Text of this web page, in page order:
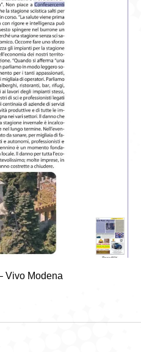
Vivo Modena